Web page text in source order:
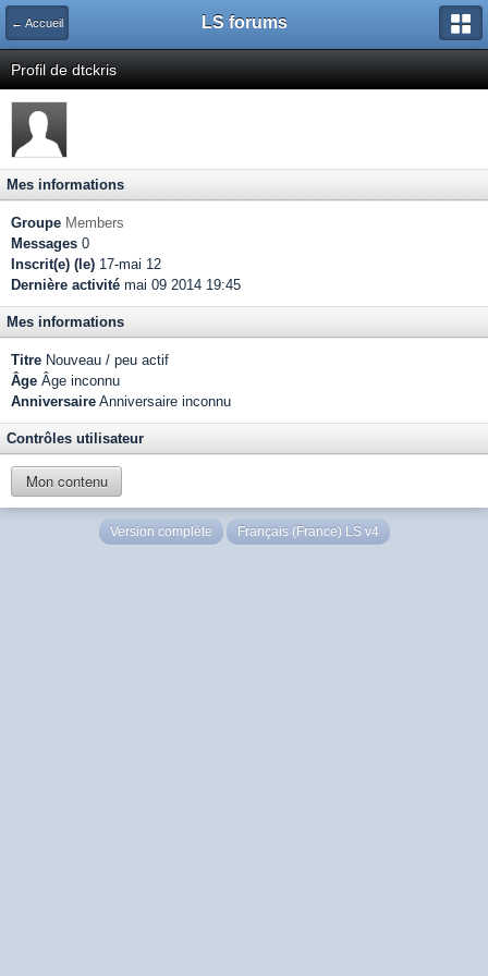
← Accueil LS forums
Profil de dtckris
Mes informations
Groupe Members
Messages 0
Inscrit(e) (le) 17-mai 12
Dernière activité mai 09 2014 19:45
Mes informations
Titre Nouveau / peu actif
Âge Âge inconnu
Anniversaire Anniversaire inconnu
Contrôles utilisateur
Mon contenu
Version complète Français (France) LS v4